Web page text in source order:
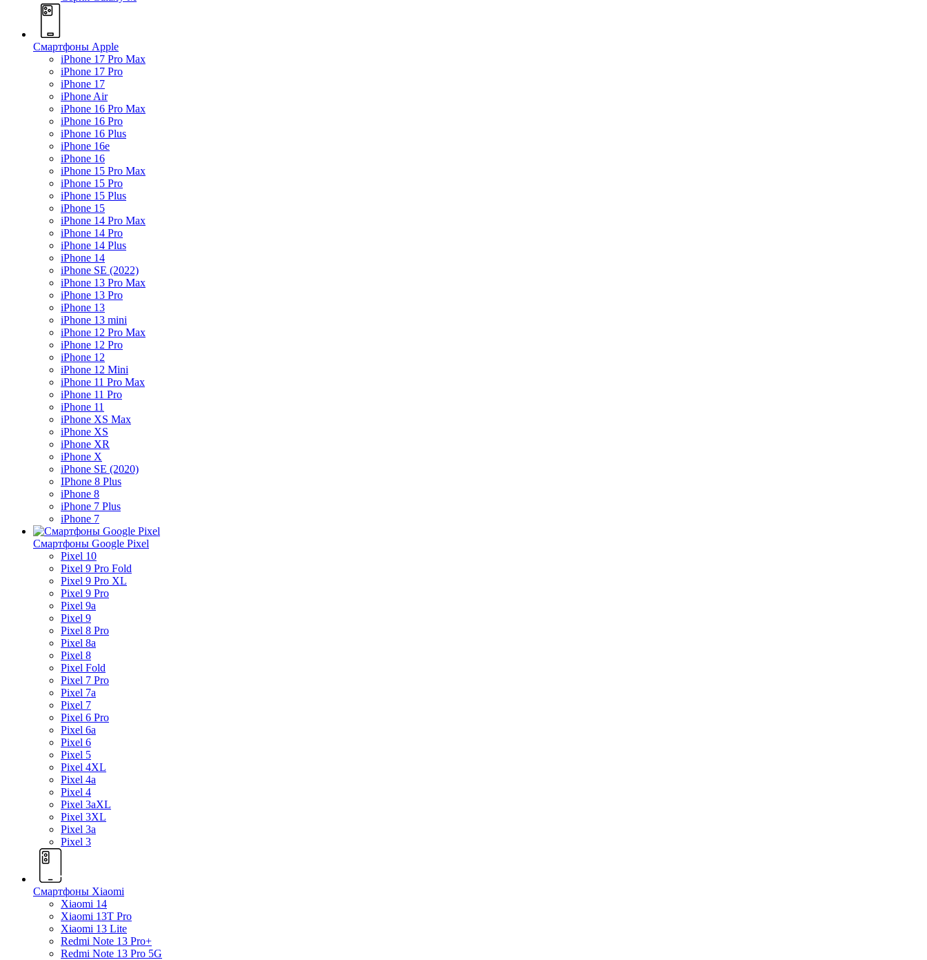
Смартфоны Apple
iPhone 17 Pro Max
iPhone 17 Pro
iPhone 17
iPhone Air
iPhone 16 Pro Max
iPhone 16 Pro
iPhone 16 Plus
iPhone 16e
iPhone 16
iPhone 15 Pro Max
iPhone 15 Pro
iPhone 15 Plus
iPhone 15
iPhone 14 Pro Max
iPhone 14 Pro
iPhone 14 Plus
iPhone 14
iPhone SE (2022)
iPhone 13 Pro Max
iPhone 13 Pro
iPhone 13
iPhone 13 mini
iPhone 12 Pro Max
iPhone 12 Pro
iPhone 12
iPhone 12 Mini
iPhone 11 Pro Max
iPhone 11 Pro
iPhone 11
iPhone XS Max
iPhone XS
iPhone XR
iPhone X
iPhone SE (2020)
IPhone 8 Plus
iPhone 8
iPhone 7 Plus
iPhone 7
Смартфоны Google Pixel
Pixel 10
Pixel 9 Pro Fold
Pixel 9 Pro XL
Pixel 9 Pro
Pixel 9a
Pixel 9
Pixel 8 Pro
Pixel 8a
Pixel 8
Pixel Fold
Pixel 7 Pro
Pixel 7a
Pixel 7
Pixel 6 Pro
Pixel 6a
Pixel 6
Pixel 5
Pixel 4XL
Pixel 4a
Pixel 4
Pixel 3aXL
Pixel 3XL
Pixel 3a
Pixel 3
Смартфоны Xiaomi
Xiaomi 14
Xiaomi 13T Pro
Xiaomi 13 Lite
Redmi Note 13 Pro+
Redmi Note 13 Pro 5G